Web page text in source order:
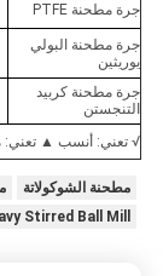
جرة مطحنة PTFE
جرة مطحنة البولي
يوريثين
جرة مطحنة كربيد
التنجستن
√ تعني: أنسب ▲
مطحنة الشوكولاتة
Stirred Ball Mill